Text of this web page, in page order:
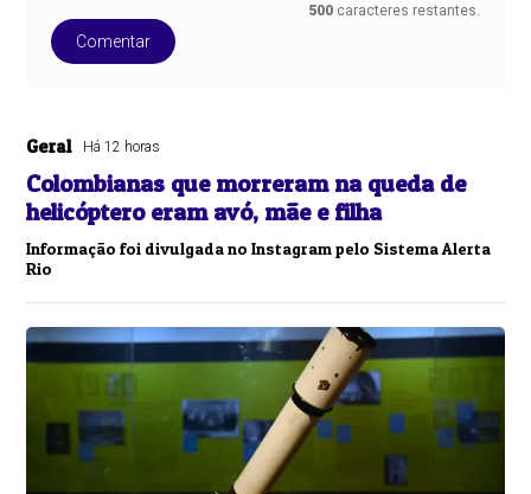
500 caracteres restantes.
Comentar
Geral Há 12 horas
Colombianas que morreram na queda de
helicóptero eram avó, mãe e filha
Informação foi divulgada no Instagram pelo Sistema Alerta
Rio